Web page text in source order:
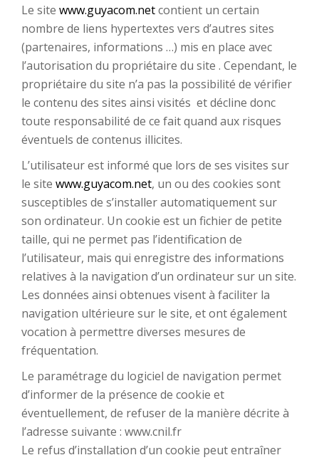
Le site www.guyacom.netcontient un certain
nombre de liens hypertextes vers d’autres sites
(partenaires, informations …) mis en place avec
l’autorisation du propriétaire du site . Cependant, le
propriétaire du site n’a pas la possibilité de vérifier
le contenu des sites ainsi visités et décline donc
toute responsabilité de ce fait quand aux risques
éventuels de contenus illicites.
L’utilisateur est informé que lors de ses visites sur
le site www.guyacom.net, un ou des cookies sont
susceptibles de s’installer automatiquement sur
son ordinateur. Un cookie est un fichier de petite
taille, qui ne permet pas l’identification de
l’utilisateur, mais qui enregistre des informations
relatives à la navigation d’un ordinateur sur un site.
Les données ainsi obtenues visent à faciliter la
navigation ultérieure sur le site, et ont également
vocation à permettre diverses mesures de
fréquentation.
Le paramétrage du logiciel de navigation permet
d’informer de la présence de cookie et
éventuellement, de refuser de la manière décrite à
l’adresse suivante : www.cnil.fr
Le refus d’installation d’un cookie peut entraîner